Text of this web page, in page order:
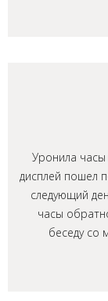
Уронила часы
дисплей пошел
следующий
часы
беседу со